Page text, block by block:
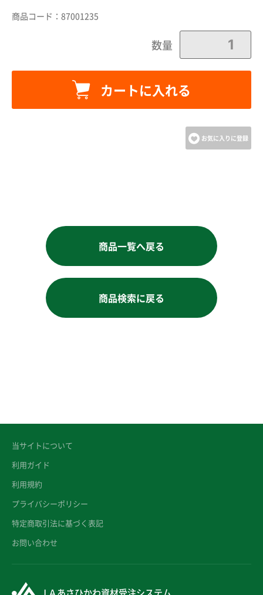
商品コード： 87001235
数量
カートに入れる
カートに追加しました。
カートへ進む
お気に入りに登録
商品一覧へ戻る
商品検索に戻る
当サイトについて
利用ガイド
利用規約
プライバシーポリシー
特定商取引法に基づく表記
お問い合わせ
ＪＡあさひかわ資材受注システム